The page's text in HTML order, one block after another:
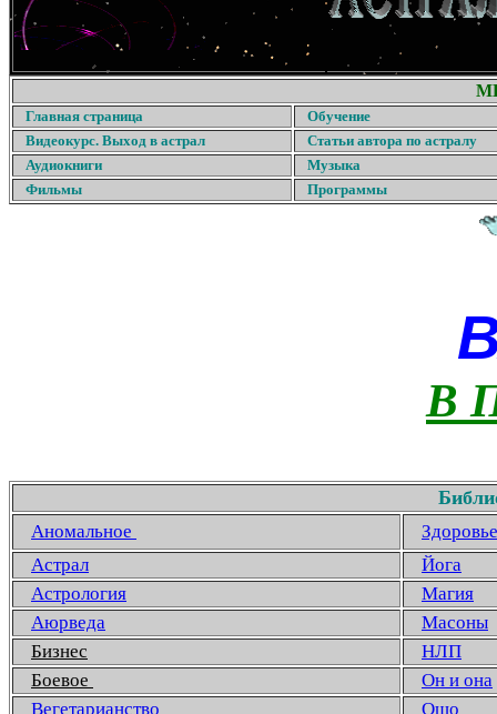
Главная страница
Обучение
Видеокурс. Выход в астрал
Статьи автора по астралу
Аудиокниги
Музыка
Фильмы
Программы
В
Аномальное
Здоровье
Астрал
Йога
Астрология
Магия
Аюрведа
Масоны
Бизнес
НЛП
Боевое
Он и она
Вегетарианство
Ошо